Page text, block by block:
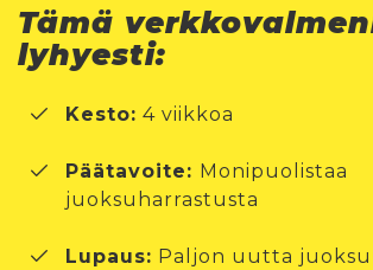
Tämä
lyhyesti:
Kesto: 4 viikkoa
Päätavoite: Monipuolistaa
juoksuharrastusta
Lupaus: Paljon uutta